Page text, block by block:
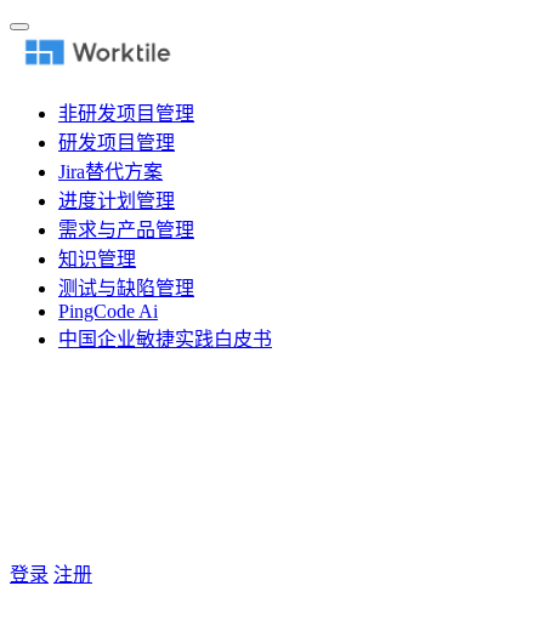
非研发项目管理
研发项目管理
Jira替代方案
进度计划管理
需求与产品管理
知识管理
测试与缺陷管理
PingCode Ai
中国企业敏捷实践白皮书
登录 注册